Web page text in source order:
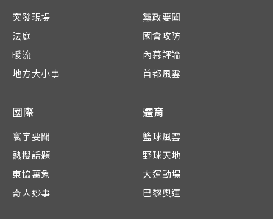
突發現場
法庭
暖流
地方大小事
黨政要聞
國會攻防
內幕評論
首都風雲
國際
寰宇要聞
熱搜話題
東協萬象
奇人妙事
體育
籃球風雲
野球天地
大運動場
巴黎奧運